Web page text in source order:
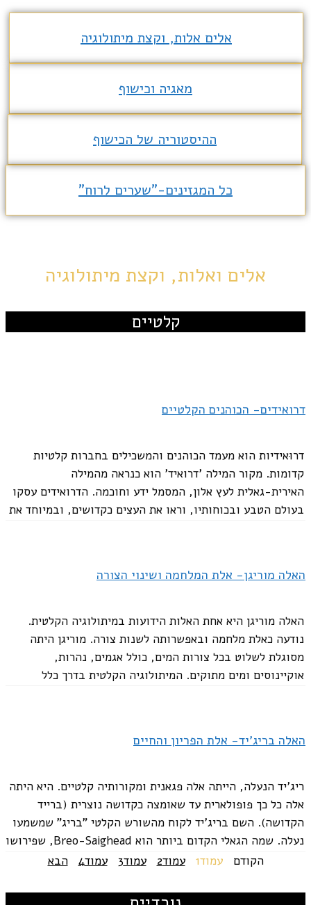
אלים אלות, וקצת מיתולוגיה
מאגיה וכישוף
ההיסטוריה של הכישוף
כל המגזינים-"שערים לרוח"
אלים ואלות, וקצת מיתולוגיה
קלטיים
דרואידים- הכוהנים הקלטיים
דרוּאידיות הוא מעמד הכוהנים והמשכילים בחברות קלטיות
קדומות. מקור המילה 'דרואיד' הוא כנראה מהמילה
האירית-גאלית לעץ אלון, המסמל ידע וחוכמה. הדרואידים עסקו
בעולם הטבע ובכוחותיו, וראו את העצים כקדושים, ובמיוחד את
האלה מוריגן- אלת המלחמה ושינוי הצורה
האלה מוריגן היא אחת האלות הידועות במיתולוגיה הקלטית.
נודעה כאלת מלחמה ובאפשרותה לשנות צורה. מוריגן היתה
מסוגלת לשלוט בכל צורות המים, כולל אגמים, נהרות,
אוקיינוסים ומים מתוקים. המיתולוגיה הקלטית בדרך כלל
האלה בריג'יד- אלת הפריון והחיים
ריג'יד הנעלה, הייתה אלה פגאנית ומקורותיה קלטיים. היא היתה
אלה כל כך פופולארית עד שאומצה כקדושה נוצרית (ברייד
הקדושה). השם בריג'יד לקוח מהשורש הקלטי "בריג" שמשמעו
נעלה. שמה הגאלי הקדום ביותר הוא Breo-Saighead, שפירושו
כוח לוהט או חץ לוהט. היא...
הקודם עמוד1 עמוד2 עמוד3 עמוד4 הבא